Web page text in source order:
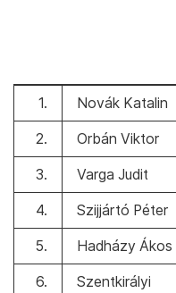
1. Novák Katalin
2. Orbán Viktor
3. Varga Judit
4. Szijjártó Péter
5. Hadházy Ákos
6.
Szentkirályi